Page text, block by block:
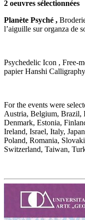
2 oeuvres sélectionnées
Planète Psyché ,
l’aiguille sur organza de
Psychedelic Icon , Free-
papier Hanshi
For the events were
Austria, Belgium, Brazil,
Denmark, Estonia,
Ireland, Israel, Italy,
Poland, Romania,
Switzerland, Taiwan,